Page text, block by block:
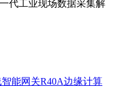
代工业现场数据采集解